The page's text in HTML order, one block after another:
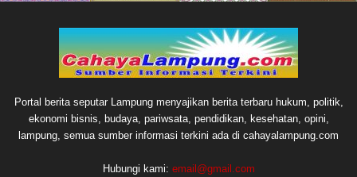
Portal berita seputar Lampung menyajikan berita terbaru hukum, politik,
ekonomi bisnis, budaya, pariwsata, pendidikan, kesehatan, opini,
lampung, semua sumber informasi terkini ada di cahayalampung.com
Hubungi kami: email@gmail.com